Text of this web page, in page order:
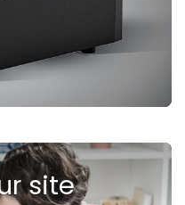
site